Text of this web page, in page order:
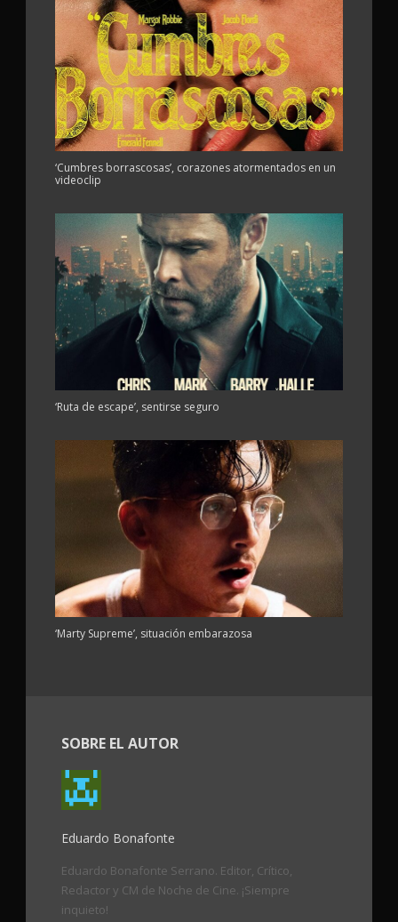
‘Cumbres borrascosas’, corazones atormentados en un
videoclip
‘Ruta de escape’, sentirse seguro
‘Marty Supreme’, situación embarazosa
SOBRE EL AUTOR
Eduardo Bonafonte
Eduardo Bonafonte Serrano. Editor, Crítico,
Redactor y CM de Noche de Cine. ¡Siempre
inquieto!